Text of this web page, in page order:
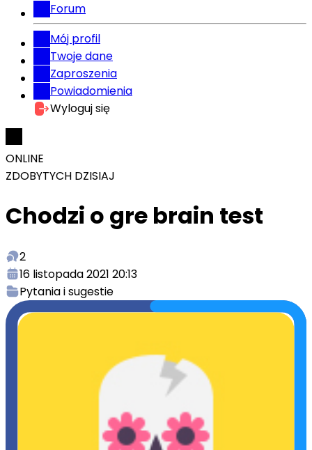
Forum
Mój profil
Twoje dane
Zaproszenia
Powiadomienia
Wyloguj się
ONLINE
ZDOBYTYCH DZISIAJ
Chodzi o gre brain test
2
16 listopada 2021 20:13
Pytania i sugestie